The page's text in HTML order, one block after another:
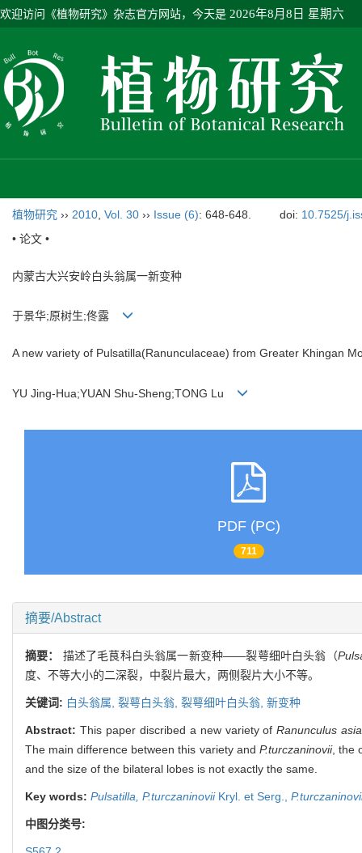
欢迎访问《植物研究》杂志官方网站，今天是 2026年8月8日 星期六
植物研究 ›› 2010 Vol. 30 ›› Issue (6): 648-648. doi: 10.7525/
• 论文 •
内蒙古大兴安岭白头翁属一新变种
于景华;原树生;佟露
A new variety of Pulsatilla(Ranunculaceae) from Greater Khingan
YU Jing-Hua;YUAN Shu-Sheng;TONG Lu
PDF (PC)
711
摘要/Abstract
摘要： 描述了毛茛科白头翁属一新变种——裂萼细叶白头翁（
度、不等大小的二深裂，中裂片最大，两侧裂片大小不等。
关键词: 白头翁属, 裂萼白头翁, 裂萼细叶白头翁, 新变种
Abstract: This paper discribed a new variety ofRanunculus
The main difference between this variety and P.turczaninovii, the
and the size of the bilateral lobes is not exactly the same.
Key words: Pulsatilla, P.turczaninoviiKryl. et Serg.,
中图分类号: